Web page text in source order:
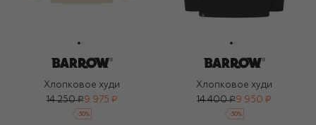
Хлопковое худи
14 250 ₽9 975 ₽
-30%
Хлопковое худи
14 400 ₽9 950 ₽
-30%